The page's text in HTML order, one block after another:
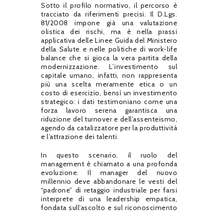
Sotto il profilo normativo, il percorso è
tracciato da riferimenti precisi. Il D.Lgs.
81/2008 impone già una valutazione
olistica dei rischi, ma è nella prassi
applicativa delle Linee Guida del Ministero
della Salute e nelle politiche di work-life
balance che si gioca la vera partita della
modernizzazione. L’investimento sul
capitale umano, infatti, non rappresenta
più una scelta meramente etica o un
costo di esercizio, bensì un investimento
strategico: i dati testimoniano come una
forza lavoro serena garantisca una
riduzione del turnover e dell’assenteismo,
agendo da catalizzatore per la produttività
e l’attrazione dei talenti.
In questo scenario, il ruolo del
management è chiamato a una profonda
evoluzione. Il manager del nuovo
millennio deve abbandonare le vesti del
“padrone” di retaggio industriale per farsi
interprete di una leadership empatica,
fondata sull’ascolto e sul riconoscimento